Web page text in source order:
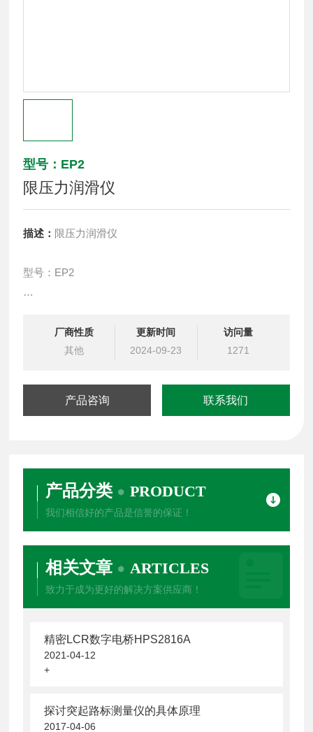
型号：EP2
限压力润滑仪
描述： 限压力润滑仪
型号：EP2
该仪器用于测量钻井液的润滑质量；为评价可能需用的润
滑添加剂的类型和数量提供数据。为确保快速、安全钻井
厂商性质
其他
更新时间
2024-09-23
访问量
1271
产品咨询 联系我们
产品分类 PRODUCT
我们相信好的产品是信誉的保证！
相关文章 ARTICLES
致力于成为更好的解决方案供应商！
精密LCR数字电桥HPS2816A
2021-04-12
+
探讨突起路标测量仪的具体原理
2017-04-06